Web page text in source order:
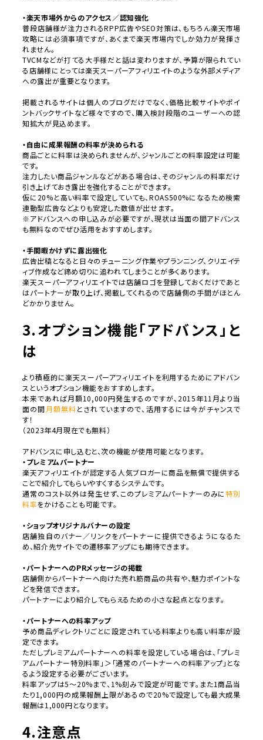
・楽天市場外からのアクセス／認知強化
普段店舗様が注力されるRPP広告やSEO対策は、もちろん楽天市場
攻略には必須事項ですが、あくまで楽天市場内でしか効力が発揮さ
れません。
TVCMなどが打てる大手様だと話は変わりますが、予算が限られてい
る店舗様にとっては楽天スーパーアフィリエイトのような外部メディア
への露出が重要となります。
掲載されるサイトは個人のブログだけでなく、価格比較サイトやポイ
ントバックサイトなど様々ですので、購入検討段階のユーザーへの認
知拡大が見込めます。
・自由に成果報酬の料率が決められる
商品ごとに料率は決められませんが、ジャンルごとの料率設定は可能
です。
注力したい商品ジャンルなどがある場合は、そのジャンルの料率だけ
引き上げておき露出を強化することができます。
仮に20%と高い料率で設定していても、ROAS500%になるため検索
連動型広告などよりも安定した数値が出せます。
※アドバンスへの申し込みが必要ですが、現状は当面の間アドバンス
も無料なのでぜひ活用をおすすめします。
・手間暇かけずに露出強化
広告出稿となると日々のチューニング作業やプランニング、クリエイテ
ィブ作成など締め切りに追われてしまうことが多くあります。
楽天スーパーアフィリエイトでは店舗ロゴを登録しておくだけであと
はパートナーが取り上げ、掲載してくれるので店舗側の手間がほとん
どかかりません。
3.オプション機能「アドバンス」と
は
より積極的に楽天スーパーアフィリエイトを利用するためにアドバン
スというオプション機能をおすすめします。
本来であれば月額10,000円発生するのですが、2015年11月より当
面の間月額無料とされていますので、活用するには今がチャンスで
す！
（2023年4月現在でも無料）
アドバンスに申し込むと、次の機能が使用可能となります。
・プレミアムパートナー
楽天アフィリエイトが認定する人気ブロガーに商品を無償で提供する
ことで紹介してもらいやすくするシステムです。
通常のコスト以外は発生せず、このプレミアムパートナーのみに特別
料率をかけることも可能です。
・ショップオリジナルバナーの設定
店舗独自のバナー／リンクをパートナーに提供できるようになるた
め、紹介先サイトでの遷移率アップにも期待できます。
・パートナーへのPRメッセージの掲載
店舗側からパートナーへ向けた売れ筋商品の共有や、魅力ポイントな
どを発信できます。
パートナーにより紹介してもらえるための小さな起点となります。
・パートナーへの料率アップ
予め商品ディレクトリごとに設定されている料率よりも高い料率が設
定できます。
ただしプレミアムパートナーへの料率を設定している場合は、「プレミ
アムパートナー特別料率」＞「通常のパートナーへの料率アップ」とな
るよう設定する必要がございます。
料率アップは5～20%まで、1%刻みで設定が可能です。また1商品当
たり1,000円の成果報酬上限があるので20%で設定しても最大成果
報酬は1,000円となります。
4.注意点